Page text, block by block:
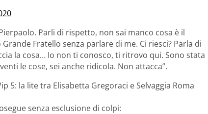
Parli di rispetto, non sai manco cosa è il
Fratello senza parlare di me. Ci riesci? Parla di
la cosa… Io non ti conosco, ti ritrovo qui. Sono stata
le cose, sei anche ridicola. Non attacca”.
5: la lite tra Elisabetta Gregoraci e Selvaggia Roma
senza esclusione di colpi: